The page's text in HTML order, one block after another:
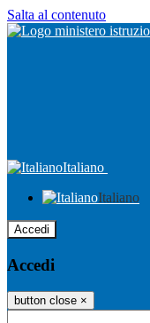
Salta al contenuto
Italiano
Italiano
Accedi
Accedi
button close ×